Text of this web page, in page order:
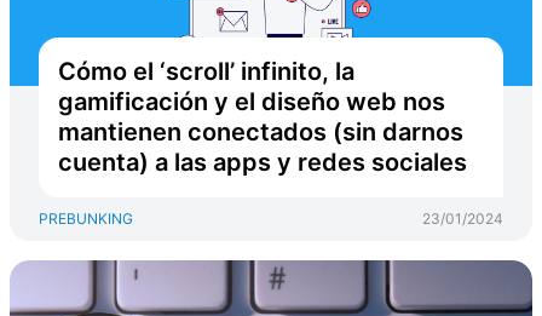
Cómo el ‘scroll’ infinito, la
gamificación y el diseño web nos
mantienen conectados (sin darnos
cuenta) a las apps y redes sociales
PREBUNKING 23/01/2024